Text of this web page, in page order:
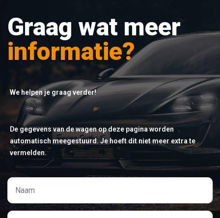
Graag wat meer
informatie?
We helpen je graag verder!
De gegevens van de wagen op deze pagina worden
automatisch meegestuurd. Je hoeft dit niet meer extra te
vermelden.